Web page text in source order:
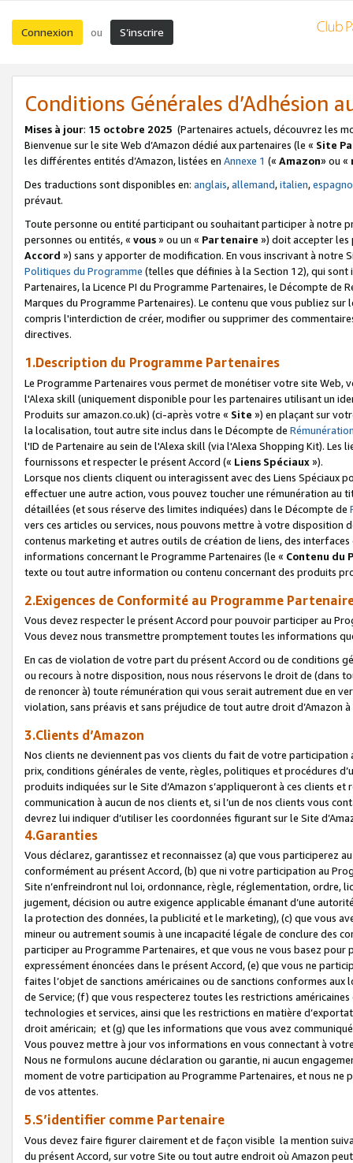
Connexion ou S’inscrire
Conditions Générales d’Adhésion
Mises à jour: 15 octobre 2025 (Partenaires actuels, découvrez les
Bienvenue sur le site Web d’Amazon dédié aux partenaires (le « Site
les différentes entités d’Amazon, listées en Annexe 1 (« Amazon» ou «
Des traductions sont disponibles en: anglais,allemand,italien,
prévaut.
Toute personne ou entité participant ou souhaitant participer à notre
personnes ou entités, « vous» ou un « Partenaire ») doit accepter les
Accord ») sans y apporter de modification. En vous inscrivant à notre
Politiques du Programme (telles que définies à la Section 12), qui
Partenaires, la Licence PI du Programme Partenaires, le Décompte de
Marques du Programme Partenaires). Le contenu que vous publiez
compris l'interdiction de créer, modifier ou supprimer des
directives.
1.Description du Programme Partenaires
Le Programme Partenaires vous permet de monétiser votre site Web,
l'Alexa skill (uniquement disponible pour les partenaires utilisant un
Produits sur amazon.co.uk) (ci-après votre « Site ») en plaçant sur
la localisation, tout autre site inclus dans le Décompte de
l'ID de Partenaire au sein de l'Alexa skill (via l'Alexa Shopping Kit).
fournissons et respecter le présent Accord (« Liens Spéciaux»).
Lorsque nos clients cliquent ou interagissent avec des Liens Spéciaux
effectuer une autre action, vous pouvez toucher une rémunération
détaillées (et sous réserve des limites indiquées) dans le Décompte de
vers ces articles ou services, nous pouvons mettre à votre disposition
contenus marketing et autres outils de création de liens, des
informations concernant le Programme Partenaires (le « Contenu du
texte ou tout autre information ou contenu concernant des produits
2.Exigences de Conformité au Programme
Vous devez respecter le présent Accord pour pouvoir participer au
Vous devez nous transmettre promptement toutes les informations
En cas de violation de votre part du présent Accord ou de conditions
ou recours à notre disposition, nous nous réservons le droit de (dans
de renoncer à) toute rémunération qui vous serait autrement due en
violation, sans préavis et sans préjudice de tout autre droit
3.Clients d’Amazon
Nos clients ne deviennent pas vos clients du fait de votre
prix, conditions générales de vente, règles, politiques et procédures
produits indiquées sur le Site d’Amazon s’appliqueront à ces clients
communication à aucun de nos clients et, si l’un de nos clients vous
devrez lui indiquer d’utiliser les coordonnées figurant sur le Site
4.Garanties
Vous déclarez, garantissez et reconnaissez (a) que vous participerez
conformément au présent Accord, (b) que ni votre participation au
Site n’enfreindront nul loi, ordonnance, règle, réglementation, ordre,
jugement, décision ou autre exigence applicable émanant d’une
la protection des données, la publicité et le marketing), (c) que vous
mineur ou autrement soumis à une incapacité légale de conclure des
participer au Programme Partenaires, et que vous ne vous basez
expressément énoncées dans le présent Accord, (e) que vous ne
faites l’objet de sanctions américaines ou de sanctions conformes
de Service; (f) que vous respecterez toutes les restrictions
technologies et services, ainsi que les restrictions en matière
droit américain; et (g) que les informations que vous avez
Vous pouvez mettre à jour vos informations en vous connectant à
Nous ne formulons aucune déclaration ou garantie, ni aucun
moment de votre participation au Programme Partenaires, et nous
de vos attentes.
5.S’identifier comme Partenaire
Vous devez faire figurer clairement et de façon visible la mention
du présent Accord, sur votre Site ou tout autre endroit où Amazon